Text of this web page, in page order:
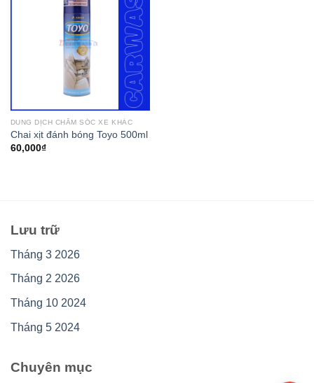
DUNG DỊCH CHĂM SÓC XE KHÁC
Chai xịt đánh bóng Toyo 500ml
60,000₫
Lưu trữ
Tháng 3 2026
Tháng 2 2026
Tháng 10 2024
Tháng 5 2024
Chuyên mục